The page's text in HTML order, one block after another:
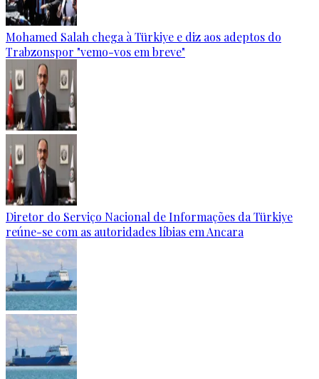
Mohamed Salah chega à Türkiye e diz aos adeptos do
Trabzonspor "vemo-vos em breve"
Diretor do Serviço Nacional de Informações da Türkiye
reúne-se com as autoridades líbias em Ancara